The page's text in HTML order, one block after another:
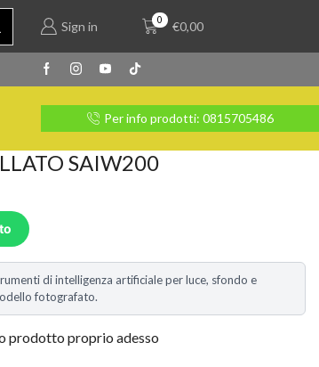
Sign in 0 €0,00
Per info prodotti: 0815705486
SAIW200
di intelligenza artificiale per luce, sfondo e
fotografato.
prodotto proprio adesso